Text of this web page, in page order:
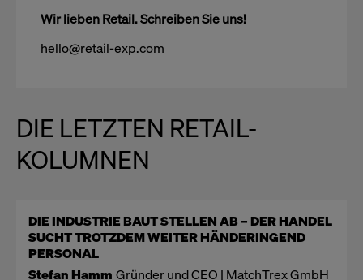
Wir lieben Retail. Schreiben Sie uns!
hello@retail-exp.com
DIE LETZTEN RETAIL-
KOLUMNEN
DIE INDUSTRIE BAUT STELLEN AB – DER HANDEL
SUCHT TROTZDEM WEITER HÄNDERINGEND
PERSONAL
Stefan Hamm Gründer und CEO | MatchTrex GmbH